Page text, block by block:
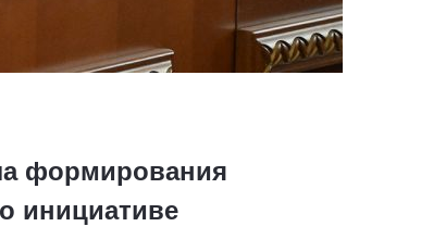
формирования
инициативе